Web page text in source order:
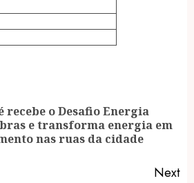
recebe o Desafio Energia
e transforma energia em
nas ruas da cidade
Next